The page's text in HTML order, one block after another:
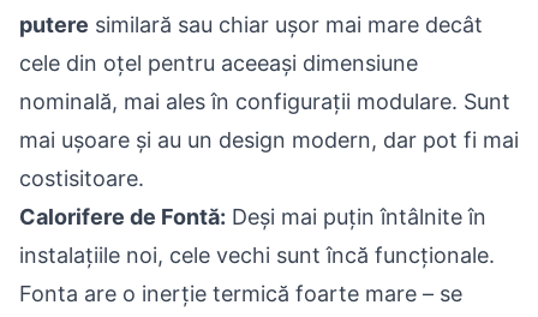
putere similară sau chiar ușor mai mare decât
cele din oțel pentru aceeași dimensiune
nominală, mai ales în configurații modulare. Sunt
mai ușoare și au un design modern, dar pot fi mai
costisitoare.
Calorifere de Fontă: Deși mai puțin întâlnite în
instalațiile noi, cele vechi sunt încă funcționale.
Fonta are o inerție termică foarte mare – se